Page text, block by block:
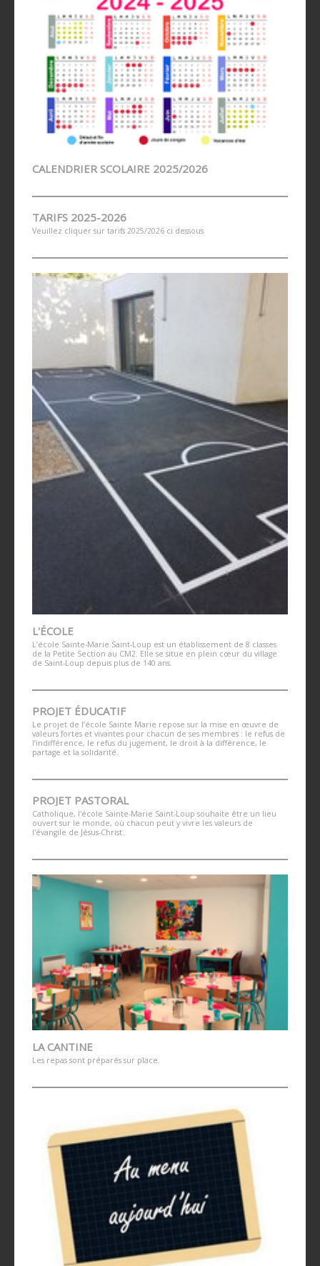
CALENDRIER SCOLAIRE 2025/2026
TARIFS 2025-2026
Veuillez cliquer sur tarifs 2025/2026 ci dessous
L'ÉCOLE
L’école Sainte-Marie Saint-Loup est un établissement de 8 classes
de la Petite Section au CM2. Elle se situe en plein cœur du village
de Saint-Loup depuis plus de 140 ans.
PROJET ÉDUCATIF
Le projet de l’école Sainte Marie repose sur la mise en œuvre de
valeurs fortes et vivantes pour chacun de ses membres : le refus de
l’indifférence, le refus du jugement, le droit à la différence, le
partage et la solidarité.
PROJET PASTORAL
Catholique, l'école Sainte-Marie Saint-Loup souhaite être un lieu
ouvert sur le monde, où chacun peut y vivre les valeurs de
l'évangile de Jésus-Christ.
LA CANTINE
Les repas sont préparés sur place.